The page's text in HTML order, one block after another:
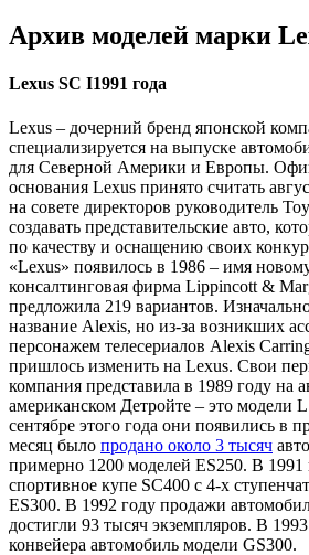
Архив моделей марки
Lexus SC I1991 года
Lexus – дочерний бренд японской
специализируется на выпуске
для Северной Америки и Европы.
основания Lexus принято считать
на совете директоров руководитель
создавать представительские авто,
по качеству и оснащению своих
«Lexus» появилось в 1986 – имя
консалтинговая фирма Lippincott &
предложила 219 вариантов.
название Alexis, но из-за возникших
персонажем телесериалов Alexis
пришлось изменить на Lexus. Свои
компания представила в 1989 году на
американском Детройте – это модели
сентябре этого года они появились в
месяц было продано около 3 тысяч
примерно 1200 моделей ES250. В 1991
спортивное купе SC400 с 4-х
ES300. В 1992 году продажи
достигли 93 тысяч экземпляров. В
конвейера автомобиль модели GS300.